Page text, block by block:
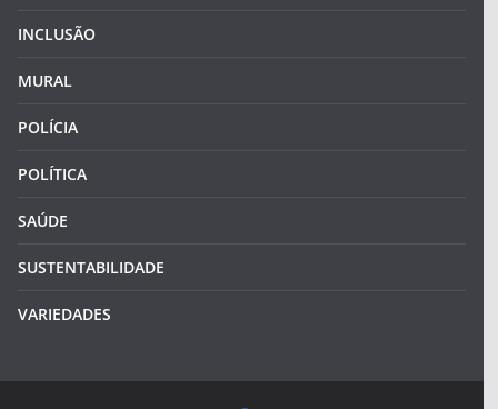
INCLUSÃO
MURAL
POLÍCIA
POLÍTICA
SAÚDE
SUSTENTABILIDADE
VARIEDADES